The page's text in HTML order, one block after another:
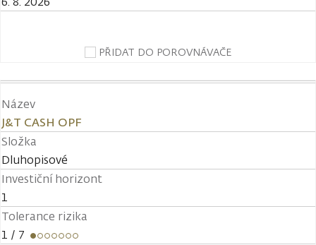
PŘIDAT DO POROVNÁVAČE
Název
J&T CASH OPF
Složka
Dluhopisové
Investiční horizont
1
Tolerance rizika
1 / 7